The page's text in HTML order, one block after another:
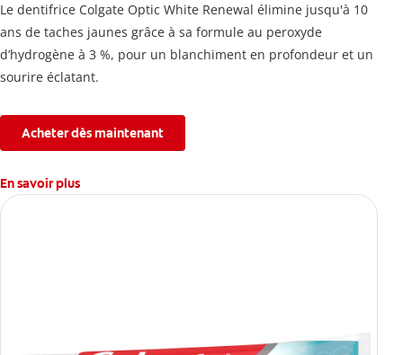
Le dentifrice Colgate Optic White Renewal élimine jusqu'à 10
ans de taches jaunes grâce à sa formule au peroxyde
d’hydrogène à 3 %, pour un blanchiment en profondeur et un
sourire éclatant.
Acheter dès maintenant
En savoir plus